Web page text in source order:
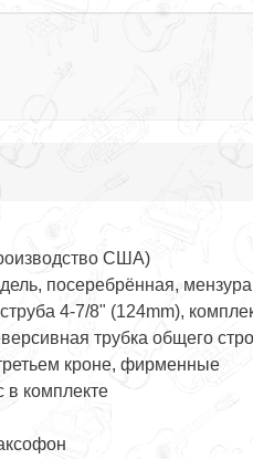
США)
посеребрённая, мензура
4-7/8" (124mm),
трубка общего
кроне, фирменные
в комплекте